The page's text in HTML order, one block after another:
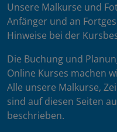
Unsere Malkurse und
Anfänger und an
Hinweise bei der
Die Buchung und
Online Kurses machen
Alle unsere Malkurse,
sind auf diesen Seiten
beschrieben.